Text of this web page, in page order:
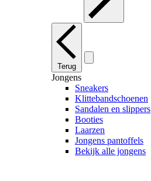
Terug
Jongens
Sneakers
Klittebandschoenen
Sandalen en slippers
Booties
Laarzen
Jongens pantoffels
Bekijk alle jongens